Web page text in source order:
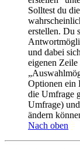
Solltest du
erstellen. Du
und dabei
eigenen
Optionen ein
die Umfrage
Umfrage)
ändern
Nach oben